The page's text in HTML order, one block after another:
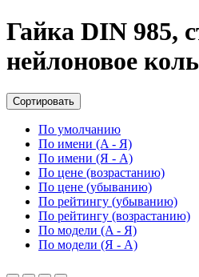
Гайка DIN 985,
нейлоновое
Сортировать
По умолчанию
По имени (A - Я)
По имени (Я - A)
По цене (возрастанию)
По цене (убыванию)
По рейтингу (убыванию)
По рейтингу (возрастанию)
По модели (A - Я)
По модели (Я - A)